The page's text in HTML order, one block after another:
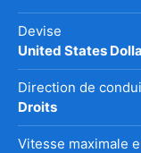
Devise
United States
Direction de
Droits
Vitesse maximale